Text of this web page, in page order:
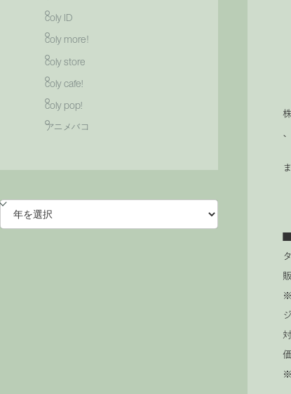
coly ID
coly more！
coly store
coly cafe!
coly pop!
アニメバコ
■